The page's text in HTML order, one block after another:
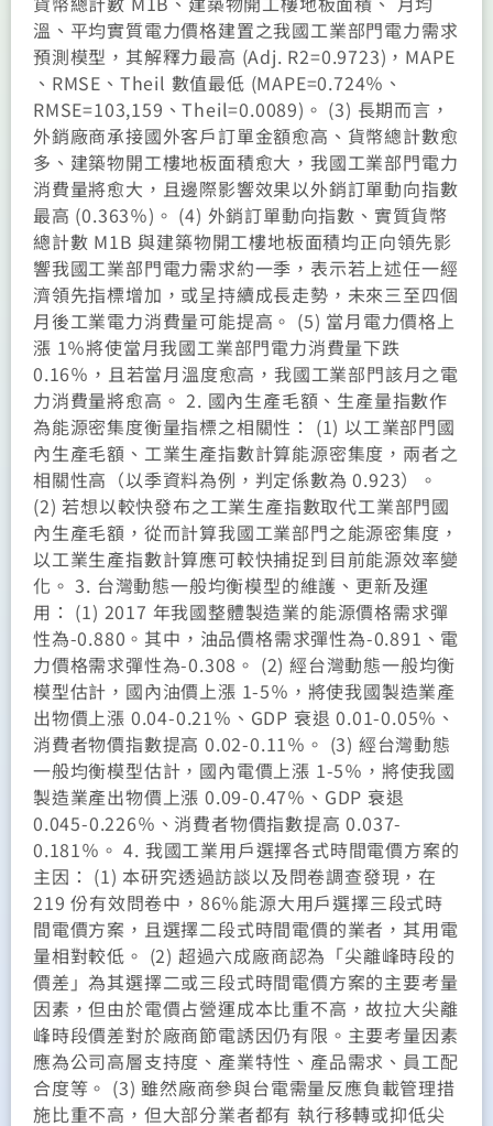
溫、平均實質電力價格建置之我國工業部門電力需求
預測模型，其解釋力最高 (Adj. R2=0.9723)，MAPE
、RMSE、Theil 數值最低 (MAPE=0.724％、
RMSE=103,159、Theil=0.0089)。 (3) 長期而言，
外銷廠商承接國外客戶訂單金額愈高、貨幣總計數愈
多、建築物開工樓地板面積愈大，我國工業部門電力
消費量將愈大，且邊際影響效果以外銷訂單動向指數
最高 (0.363％)。 (4) 外銷訂單動向指數、實質貨幣
總計數 M1B 與建築物開工樓地板面積均正向領先影
響我國工業部門電力需求約一季，表示若上述任一經
濟領先指標增加，或呈持續成長走勢，未來三至四個
月後工業電力消費量可能提高。 (5) 當月電力價格上
漲 1％將使當月我國工業部門電力消費量下跌
0.16％，且若當月溫度愈高，我國工業部門該月之電
力消費量將愈高。 2. 國內生產毛額、生產量指數作
為能源密集度衡量指標之相關性： (1) 以工業部門國
內生產毛額、工業生產指數計算能源密集度，兩者之
相關性高（以季資料為例，判定係數為 0.923）。
(2) 若想以較快發布之工業生產指數取代工業部門國
內生產毛額，從而計算我國工業部門之能源密集度，
以工業生產指數計算應可較快捕捉到目前能源效率變
化。 3. 台灣動態一般均衡模型的維護、更新及運
用： (1) 2017 年我國整體製造業的能源價格需求彈
性為-0.880。其中，油品價格需求彈性為-0.891、電
力價格需求彈性為-0.308。 (2) 經台灣動態一般均衡
模型估計，國內油價上漲 1-5％，將使我國製造業產
出物價上漲 0.04-0.21％、GDP 衰退 0.01-0.05％、
消費者物價指數提高 0.02-0.11％。 (3) 經台灣動態
一般均衡模型估計，國內電價上漲 1-5％，將使我國
製造業產出物價上漲 0.09-0.47％、GDP 衰退
0.045-0.226％、消費者物價指數提高 0.037-
0.181％。 4. 我國工業用戶選擇各式時間電價方案的
主因： (1) 本研究透過訪談以及問卷調查發現，在
219 份有效問卷中，86％能源大用戶選擇三段式時
間電價方案，且選擇二段式時間電價的業者，其用電
量相對較低。 (2) 超過六成廠商認為「尖離峰時段的
價差」為其選擇二或三段式時間電價方案的主要考量
因素，但由於電價占營運成本比重不高，故拉大尖離
峰時段價差對於廠商節電誘因仍有限。主要考量因素
應為公司高層支持度、產業特性、產品需求、員工配
合度等。 (3) 雖然廠商參與台電需量反應負載管理措
施比重不高，但大部分業者都有 執行移轉或抑低尖